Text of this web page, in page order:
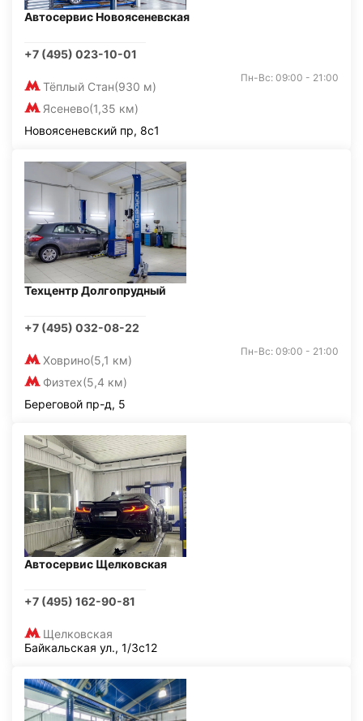
Автосервис Новоясеневская
+7 (495) 023-10-01
Тёплый Стан(930 м)
Ясенево(1,35 км)
Пн-Вс: 09:00 - 21:00
Новоясеневский пр, 8с1
Техцентр Долгопрудный
+7 (495) 032-08-22
Ховрино(5,1 км)
Физтех(5,4 км)
Пн-Вс: 09:00 - 21:00
Береговой пр-д, 5
Автосервис Щелковская
+7 (495) 162-90-81
Щелковская
Байкальская ул., 1/3с12